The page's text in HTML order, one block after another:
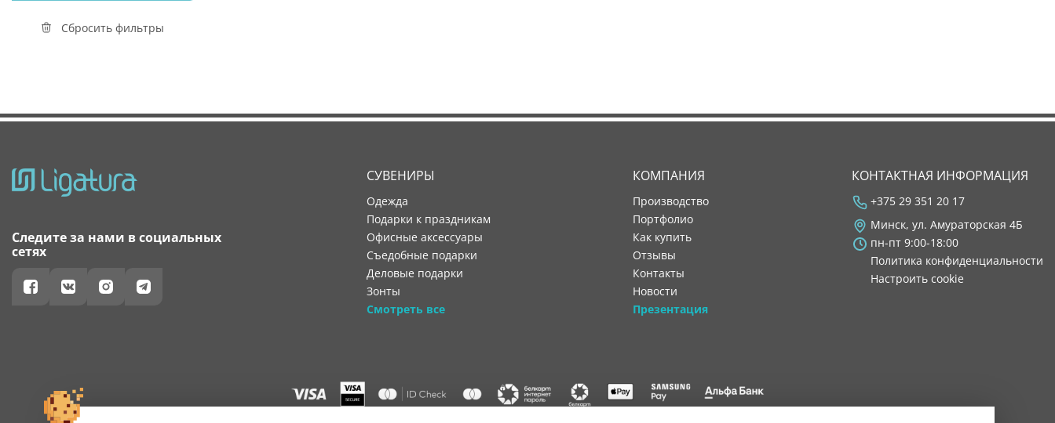
Сбросить фильтры
Следите за нами в социальных
сетях
СУВЕНИРЫ
Одежда
Подарки к праздникам
Офисные аксессуары
Съедобные подарки
Деловые подарки
Зонты
Смотреть все
КОМПАНИЯ
производство
портфолио
как купить
отзывы
контакты
новости
Презентация
КОНТАКТНАЯ ИНФОРМАЦИЯ
+375 29 351 20 17
Минск, ул. Амураторская 4Б
пн-пт 9:00-18:00
Политика конфиденциальности
Настроить cookie